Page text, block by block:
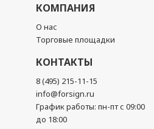
КОМПАНИЯ
О нас
Торговые площадки
КОНТАКТЫ
8 (495) 215-11-15
info@forsign.ru
График работы: пн-пт с 09:00
до 18:00